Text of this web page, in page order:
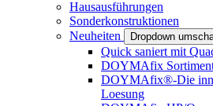
Hausausführungen
Sonderkonstruktionen
Neuheiten
Dropdown
Quick saniert mit
DOYMAfix
DOYMAfix®-Die
Loesung